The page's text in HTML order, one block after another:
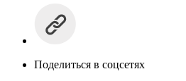
Поделиться в соцсетях